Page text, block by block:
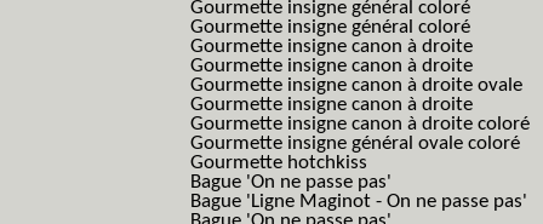
Gourmette insigne général coloré
Gourmette insigne général coloré
Gourmette insigne canon à droite
Gourmette insigne canon à droite
Gourmette insigne canon à droite ovale
Gourmette insigne canon à droite
Gourmette insigne canon à droite coloré
Gourmette insigne général ovale coloré
Gourmette hotchkiss
Bague 'On ne passe pas'
Bague 'Ligne Maginot - On ne passe pas'